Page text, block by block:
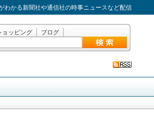
わかる新聞社や通信社の時事ニュースなど配信
ョッピング ブログ